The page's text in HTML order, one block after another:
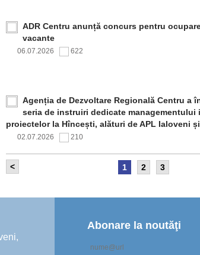
ADR Centru anunță concurs pentru
vacante
06.07.2026 622
Agenția de Dezvoltare Regională Centru a
seria de instruiri dedicate managementului
proiectelor la Hîncești, alături de APL Ialoveni
02.07.2026 210
Comitetul de Supraveghere al proiectului
implementării și opțiunile de operare a
Agenția de Dezvoltare Regională Centru a
< 1 2 3
Abonare la noutăţi